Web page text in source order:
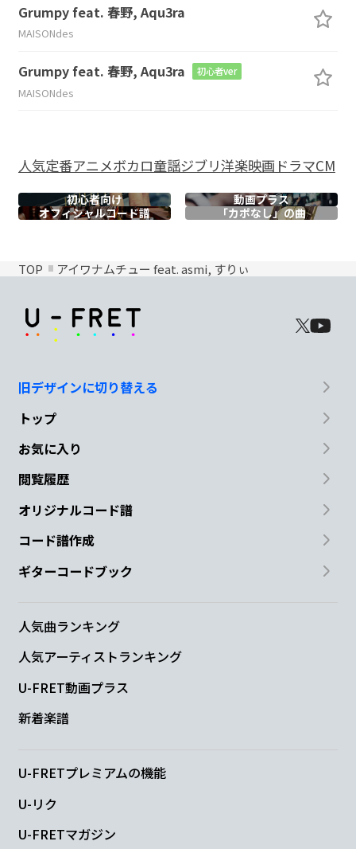
Grumpy feat. 春野, Aqu3ra
MAISONdes
Grumpy feat. 春野, Aqu3ra 初心者ver
MAISONdes
人気定番アニメボカロ童謡ジブリ洋楽映画ドラマCM
初心者向け
動画プラス
オフィシャルコード譜 「カポなし」の曲
TOP アイワナムチュー feat. asmi, すりぃ
旧デザインに切り替える
トップ
お気に入り
閲覧履歴
オリジナルコード譜
コード譜作成
ギターコードブック
人気曲ランキング
人気アーティストランキング
U-FRET動画プラス
新着楽譜
U-FRETプレミアムの機能
U-リク
U-FRETマガジン